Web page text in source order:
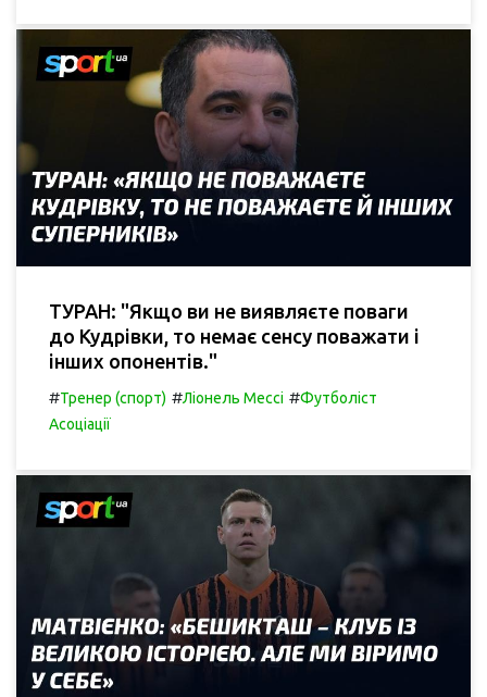
ТУРАН: "Якщо ви не виявляєте поваги
до Кудрівки, то немає сенсу поважати і
інших опонентів."
#Тренер (спорт) #Ліонель Мессі #Футболіст
Асоціації